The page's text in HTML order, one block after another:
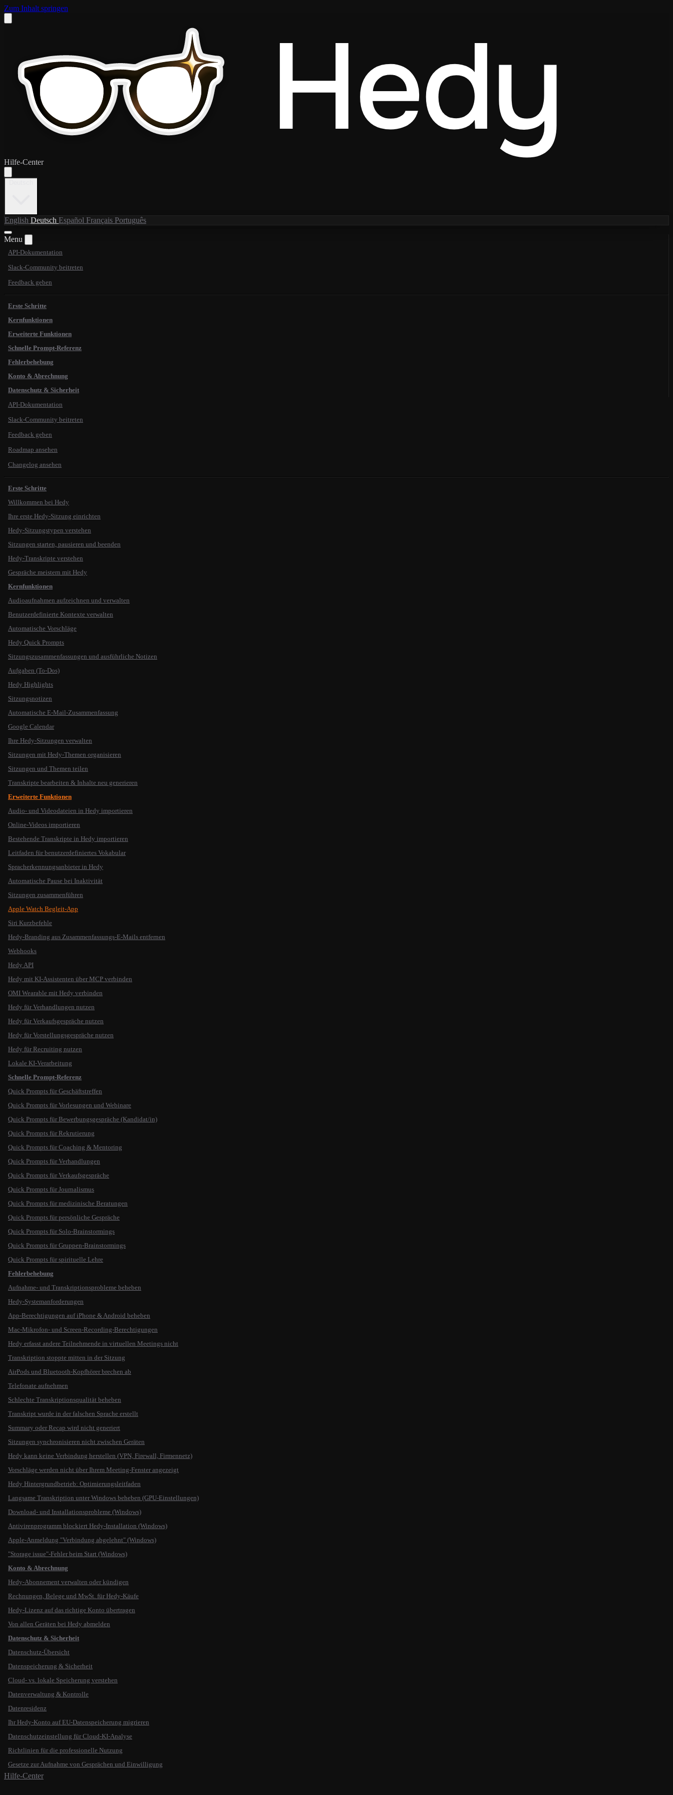
Zum Inhalt springen
Hilfe-Center
English Deutsch Español Français Português
Menu
API-Dokumentation
Slack-Community beitreten
Feedback geben
Erste Schritte
Kernfunktionen
Erweiterte Funktionen
Schnelle Prompt-Referenz
Fehlerbehebung
Konto & Abrechnung
Datenschutz & Sicherheit
API-Dokumentation
Slack-Community beitreten
Feedback geben
Roadmap ansehen
Changelog ansehen
Erste Schritte
Willkommen bei Hedy
Ihre erste Hedy-Sitzung einrichten
Hedy-Sitzungstypen verstehen
Sitzungen starten, pausieren und beenden
Hedy-Transkripte verstehen
Gespräche meistern mit Hedy
Kernfunktionen
Audioaufnahmen aufzeichnen und verwalten
Benutzerdefinierte Kontexte verwalten
Automatische Vorschläge
Hedy Quick Prompts
Sitzungszusammenfassungen und ausführliche Notizen
Aufgaben (To-Dos)
Hedy Highlights
Sitzungsnotizen
Automatische E-Mail-Zusammenfassung
Google Calendar
Ihre Hedy-Sitzungen verwalten
Sitzungen mit Hedy-Themen organisieren
Sitzungen und Themen teilen
Transkripte bearbeiten & Inhalte neu generieren
Erweiterte Funktionen
Audio- und Videodateien in Hedy importieren
Online-Videos importieren
Bestehende Transkripte in Hedy importieren
Leitfaden für benutzerdefiniertes Vokabular
Spracherkennungsanbieter in Hedy
Automatische Pause bei Inaktivität
Sitzungen zusammenführen
Apple Watch Begleit-App
Siri Kurzbefehle
Hedy-Branding aus Zusammenfassungs-E-Mails entfernen
Webhooks
Hedy API
Hedy mit KI-Assistenten über MCP verbinden
OMI Wearable mit Hedy verbinden
Hedy für Verhandlungen nutzen
Hedy für Verkaufsgespräche nutzen
Hedy für Vorstellungsgespräche nutzen
Hedy für Recruiting nutzen
Lokale KI-Verarbeitung
Schnelle Prompt-Referenz
Quick Prompts für Geschäftstreffen
Quick Prompts für Vorlesungen und Webinare
Quick Prompts für Bewerbungsgespräche (Kandidat/in)
Quick Prompts für Rekrutierung
Quick Prompts für Coaching & Mentoring
Quick Prompts für Verhandlungen
Quick Prompts für Verkaufsgespräche
Quick Prompts für Journalismus
Quick Prompts für medizinische Beratungen
Quick Prompts für persönliche Gespräche
Quick Prompts für Solo-Brainstormings
Quick Prompts für Gruppen-Brainstormings
Quick Prompts für spirituelle Lehre
Fehlerbehebung
Aufnahme- und Transkriptionsprobleme beheben
Hedy-Systemanforderungen
App-Berechtigungen auf iPhone & Android beheben
Mac-Mikrofon- und Screen-Recording-Berechtigungen
Hedy erfasst andere Teilnehmende in virtuellen Meetings nicht
Transkription stoppte mitten in der Sitzung
AirPods und Bluetooth-Kopfhörer brechen ab
Telefonate aufnehmen
Schlechte Transkriptionsqualität beheben
Transkript wurde in der falschen Sprache erstellt
Summary oder Recap wird nicht generiert
Sitzungen synchronisieren nicht zwischen Geräten
Hedy kann keine Verbindung herstellen (VPN, Firewall, Firmennetz)
Vorschläge werden nicht über Ihrem Meeting-Fenster angezeigt
Hedy Hintergrundbetrieb: Optimierungsleitfaden
Langsame Transkription unter Windows beheben (GPU-Einstellungen)
Download- und Installationsprobleme (Windows)
Antivirenprogramm blockiert Hedy-Installation (Windows)
Apple-Anmeldung "Verbindung abgelehnt" (Windows)
"Storage issue"-Fehler beim Start (Windows)
Konto & Abrechnung
Hedy-Abonnement verwalten oder kündigen
Rechnungen, Belege und MwSt. für Hedy-Käufe
Hedy-Lizenz auf das richtige Konto übertragen
Von allen Geräten bei Hedy abmelden
Datenschutz & Sicherheit
Datenschutz-Übersicht
Datenspeicherung & Sicherheit
Cloud- vs. lokale Speicherung verstehen
Datenverwaltung & Kontrolle
Datenresidenz
Ihr Hedy-Konto auf EU-Datenspeicherung migrieren
Datenschutzeinstellung für Cloud-KI-Analyse
Richtlinien für die professionelle Nutzung
Gesetze zur Aufnahme von Gesprächen und Einwilligung
Hilfe-Center